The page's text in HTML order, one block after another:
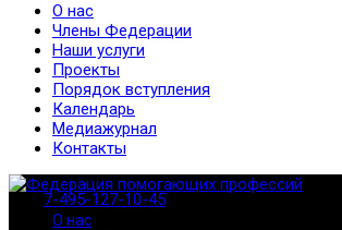
7-495-127-10-45
О нас
Члены Федерации
Наши услуги
Проекты
Порядок вступления
Календарь
Медиажурнал
Контакты
О нас